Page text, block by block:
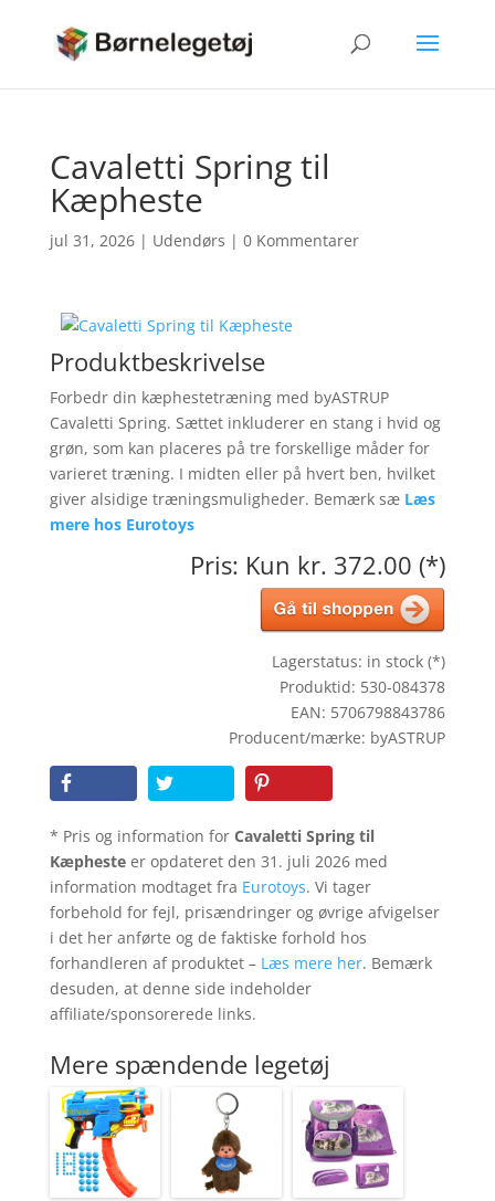
Cavaletti Spring til
Kæpheste
jul 31, 2026| Udendørs | 0 Kommentarer
Produktbeskrivelse
Forbedr din kæphestetræning med byASTRUP
Cavaletti Spring. Sættet inkluderer en stang i hvid og
grøn, som kan placeres på tre forskellige måder for
varieret træning. I midten eller på hvert ben, hvilket
giver alsidige træningsmuligheder. Bemærk sæ Læs
mere hos Eurotoys
Pris: Kun kr. 372.00 (*)
Lagerstatus: in stock (*)
Produktid: 530-084378
EAN: 5706798843786
Producent/mærke: byASTRUP
* Pris og information for Cavaletti Spring til
Kæphesteer opdateret den 31. juli 2026 med
information modtaget fra Eurotoys. Vi tager
forbehold for fejl, prisændringer og øvrige afvigelser
i det her anførte og de faktiske forhold hos
forhandleren af produktet – Læs mere her. Bemærk
desuden, at denne side indeholder
affiliate/sponsorerede links.
Mere spændende legetøj